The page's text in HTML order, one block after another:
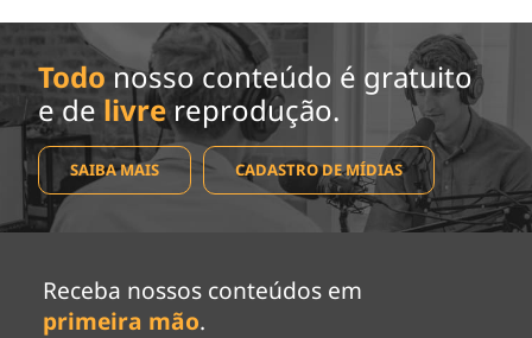
Todo nosso conteúdo é gratuito
e de livrereprodução.
SAIBA MAIS CADASTRO DE MÍDIAS
Receba nossos conteúdos em
primeira mão.